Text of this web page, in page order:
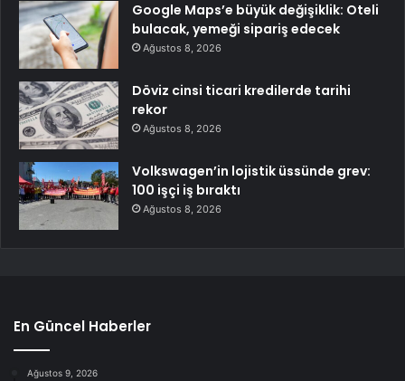
Google Maps’e büyük değişiklik: Oteli
bulacak, yemeği sipariş edecek
Ağustos 8, 2026
Döviz cinsi ticari kredilerde tarihi
rekor
Ağustos 8, 2026
Volkswagen’in lojistik üssünde grev:
100 işçi iş bıraktı
Ağustos 8, 2026
En Güncel Haberler
Ağustos 9, 2026